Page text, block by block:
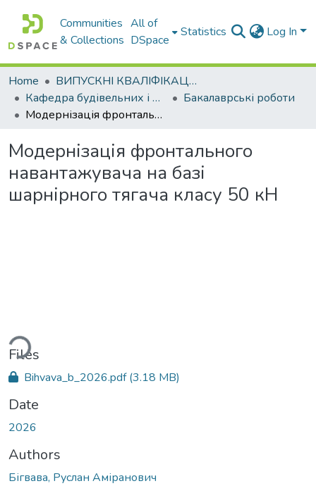
Communities
& Collections
All of
DSpace
Statistics Log In
Home
ВИПУСКНІ КВАЛІФІКАЦІЙНІ РОБОТИ
Кафедра будівельних і дорожніх машин
Бакалаврські роботи
Модернізація фронтального навантажувача на базі шарнірного тягача класу 50 кН
Модернізація фронтального
навантажувача на базі
шарнірного тягача класу 50 кН
Files
Bihvava_b_2026.pdf(3.18 MB)
Date
2026
Authors
Бігвава, Руслан Аміранович